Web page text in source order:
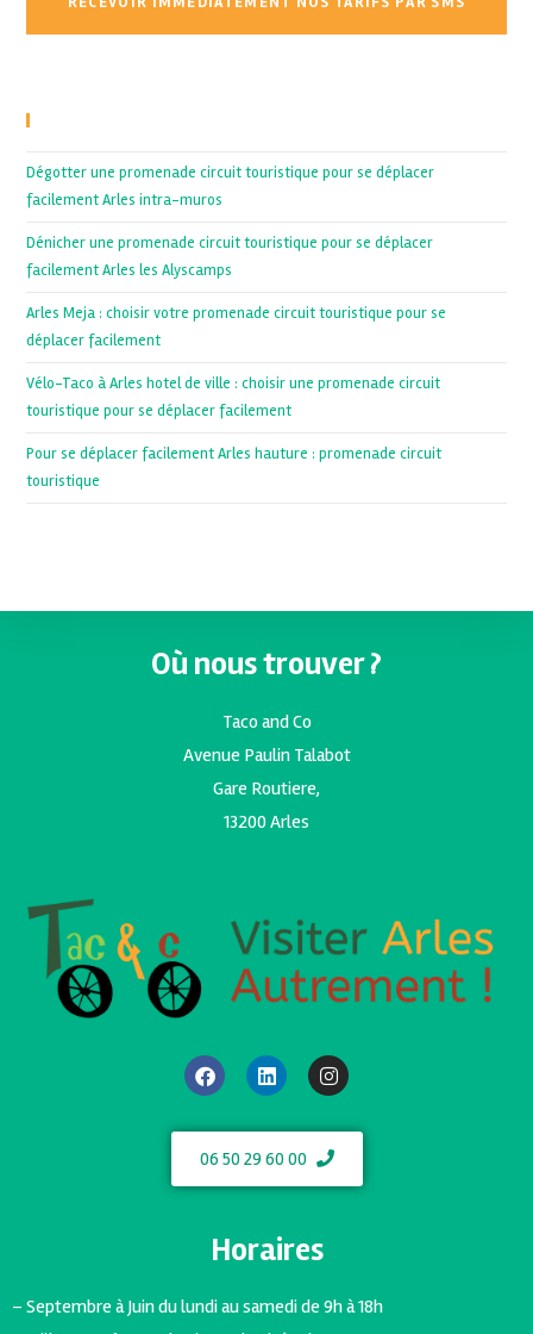
Dégotter une promenade circuit touristique pour se déplacer
facilement Arles intra-muros
Dénicher une promenade circuit touristique pour se déplacer
facilement Arles les Alyscamps
Arles Meja : choisir votre promenade circuit touristique pour se
déplacer facilement
Vélo-Taco à Arles hotel de ville : choisir une promenade circuit
touristique pour se déplacer facilement
Pour se déplacer facilement Arles hauture : promenade circuit
touristique
Où nous trouver ?
Taco and Co
Avenue Paulin Talabot
Gare Routiere,
13200 Arles
06 50 29 60 00
Horaires
– Septembre à Juin du lundi au samedi de 9h à 18h